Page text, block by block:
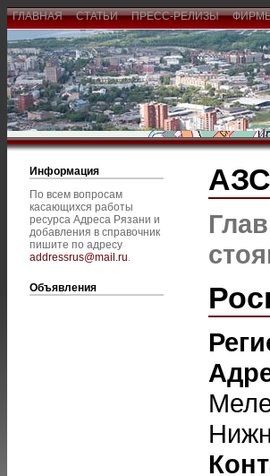
ГЛАВНАЯ СТАТЬИ ПРЕСС-РЕЛИЗЫ
Информация
По всем вопросам
касающихся работы
ресурса Адреса Рязани и
добавления в справочник
пишите по адресу
addressrus@mail.ru.
Объявления